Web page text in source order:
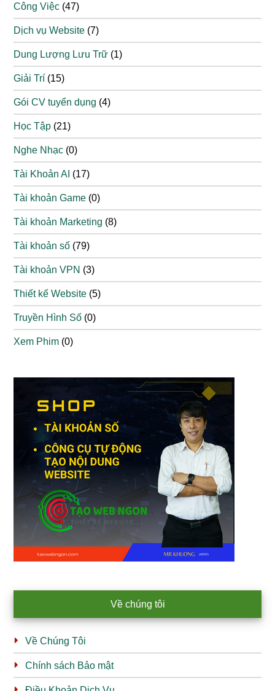
Công Việc (47)
Dịch vụ Website (7)
Dung Lượng Lưu Trữ (1)
Giải Trí (15)
Gói CV tuyển dụng (4)
Học Tập (21)
Nghe Nhạc (0)
Tài Khoản AI (17)
Tài khoản Game (0)
Tài khoản Marketing (8)
Tài khoản số (79)
Tài khoản VPN (3)
Thiết kế Website (5)
Truyền Hình Số (0)
Xem Phim (0)
Về chúng tôi
Về Chúng Tôi
Chính sách Bảo mật